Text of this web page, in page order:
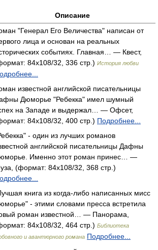
Описание
"Генерал Его Величества" написан от
лица и основан на реальных
событиях. Главная… — Квест,
84x108/32, 336 стр.) История любви
известной английской писательницы
Дюморье "Ребекка" имел шумный
на Западе и выдержал… — Офсет,
84x108/32, 400 стр.) Подробнее...
- один из лучших романов
английской писательницы Дафны
Именно этот роман принес… —
(формат: 84x108/32, 368 стр.)
книга из когда-либо написанных мисс
- этими словами пресса встретила
роман известной… — Панорама,
84x108/32, 464 стр.) Библиотека
и авантюрного романа Подробнее...